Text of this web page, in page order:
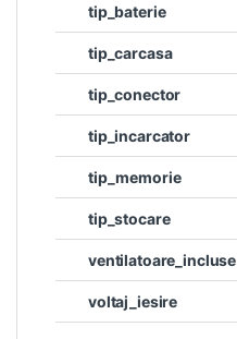
tip_baterie
tip_carcasa
tip_conector
tip_incarcator
tip_memorie
tip_stocare
ventilatoare_incluse
voltaj_iesire